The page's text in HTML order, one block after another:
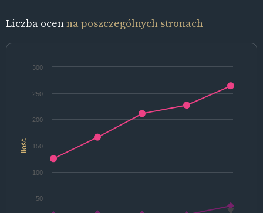
Liczba ocenna poszczególnych stronach
Ilość
50
100
150
200
250
300